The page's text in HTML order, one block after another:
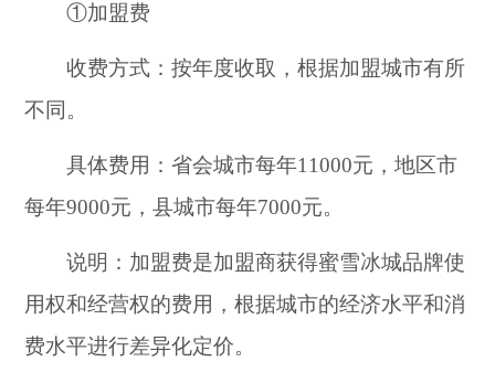
①加盟费
收费方式：按年度收取，根据加盟城市有所
不同。
具体费用：省会城市每年11000元，地区市
每年9000元，县城市每年7000元。
说明：加盟费是加盟商获得蜜雪冰城品牌使
用权和经营权的费用，根据城市的经济水平和消
费水平进行差异化定价。